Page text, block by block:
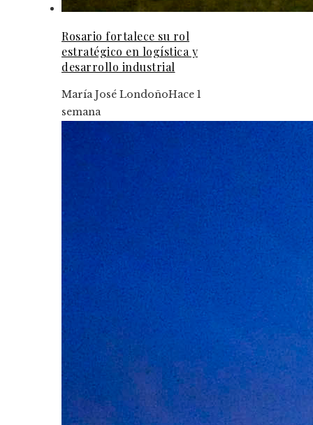
Rosario fortalece su rol
estratégico en logística y
desarrollo industrial
María José LondoñoHace 1
semana